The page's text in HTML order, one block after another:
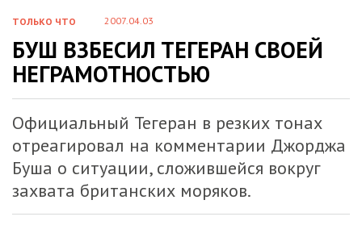
ТОЛЬКО ЧТО 2007.04.03
БУШ ВЗБЕСИЛ ТЕГЕРАН СВОЕЙ
НЕГРАМОТНОСТЬЮ
Официальный Тегеран в резких тонах
отреагировал на комментарии Джорджа
Буша о ситуации, сложившейся вокруг
захвата британских моряков.